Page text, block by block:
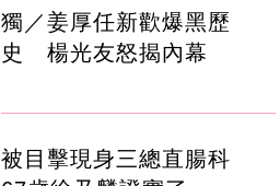
獨／姜厚任新歡爆黑歷
史 楊光友怒揭內幕
被目擊現身三總直腸科